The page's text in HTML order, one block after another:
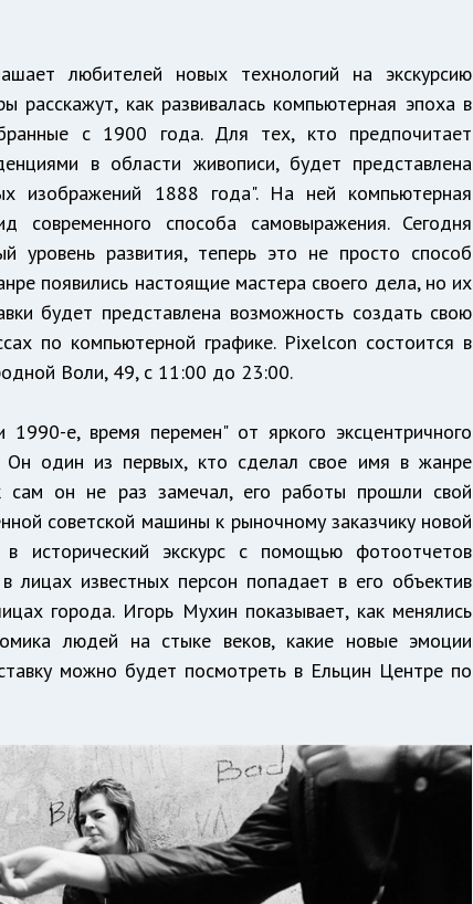
любителей новых технологий на экскурсию
расскажут, как развивалась компьютерная эпоха в
с 1900 года. Для тех, кто предпочитает
в области живописи, будет представлена
изображений 1888 года". На ней компьютерная
современного способа самовыражения. Сегодня
уровень развития, теперь это не просто способ
появились настоящие мастера своего дела, но их
будет представлена возможность создать свою
по компьютерной графике. Pixelcon состоится в
Воли, 49, с 11:00 до 23:00.
е, время перемен" от яркого эксцентричного
Он один из первых, кто сделал свое имя в жанре
сам он не раз замечал, его работы прошли свой
советской машины к рыночному заказчику новой
исторический экскурс с помощью фотоотчетов
лицах известных персон попадает в его объектив
города. Игорь Мухин показывает, как менялись
людей на стыке веков, какие новые эмоции
можно будет посмотреть в Ельцин Центре по